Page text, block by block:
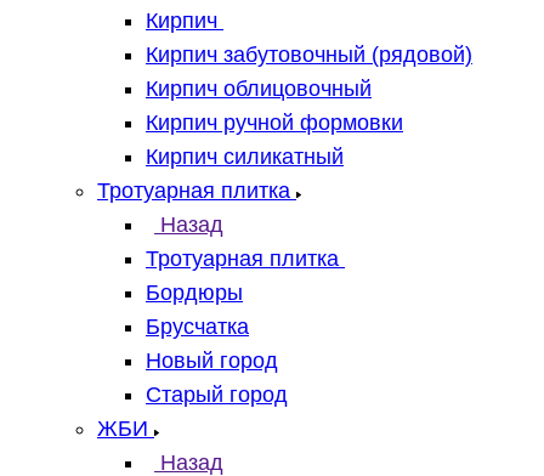
Кирпич
Кирпич забутовочный (рядовой)
Кирпич облицовочный
Кирпич ручной формовки
Кирпич силикатный
Тротуарная плитка
Назад
Тротуарная плитка
Бордюры
Брусчатка
Новый город
Старый город
ЖБИ
Назад